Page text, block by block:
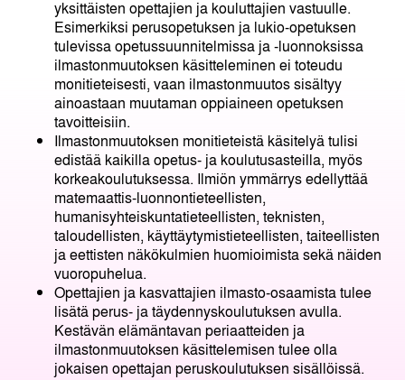
yksittäisten opettajien ja kouluttajien vastuulle.
Esimerkiksi perusopetuksen ja lukio-opetuksen
tulevissa opetussuunnitelmissa ja -luonnoksissa
ilmastonmuutoksen käsitteleminen ei toteudu
monitieteisesti, vaan ilmastonmuutos sisältyy
ainoastaan muutaman oppiaineen opetuksen
tavoitteisiin.
Ilmastonmuutoksen monitieteistä käsitelyä tulisi
edistää kaikilla opetus- ja koulutusasteilla, myös
korkeakoulutuksessa. Ilmiön ymmärrys edellyttää
matemaattis-luonnontieteellisten,
humanisyhteiskuntatieteellisten, teknisten,
taloudellisten, käyttäytymistieteellisten, taiteellisten
ja eettisten näkökulmien huomioimista sekä näiden
vuoropuhelua.
Opettajien ja kasvattajien ilmasto-osaamista tulee
lisätä perus- ja täydennyskoulutuksen avulla.
Kestävän elämäntavan periaatteiden ja
ilmastonmuutoksen käsittelemisen tulee olla
jokaisen opettajan peruskoulutuksen sisällöissä.